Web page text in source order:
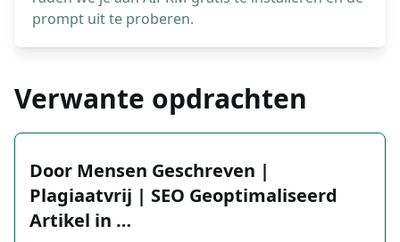
prompt uit te proberen.
Verwante opdrachten
Door Mensen Geschreven |
Plagiaatvrij | SEO Geoptimaliseerd
Artikel in …